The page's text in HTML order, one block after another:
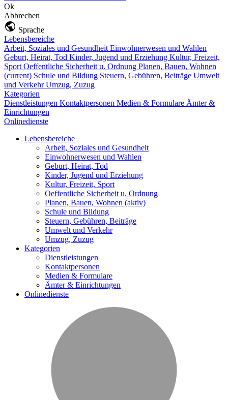
Ok
Abbrechen
Sprache
Lebensbereiche
Arbeit, Soziales und Gesundheit Einwohnerwesen und Wahlen
Geburt, Heirat, Tod Kinder, Jugend und Erziehung Kultur, Freizeit,
Sport Oeffentliche Sicherheit u. Ordnung Planen, Bauen, Wohnen
(current) Schule und Bildung Steuern, Gebühren, Beiträge Umwelt
und VerkehrUmzug, Zuzug
Kategorien
Dienstleistungen Kontaktpersonen Medien & Formulare Ämter &
Einrichtungen
Onlinedienste
Lebensbereiche
Arbeit, Soziales und Gesundheit
Einwohnerwesen und Wahlen
Geburt, Heirat, Tod
Kinder, Jugend und Erziehung
Kultur, Freizeit, Sport
Oeffentliche Sicherheit u. Ordnung
Planen, Bauen, Wohnen (aktiv)
Schule und Bildung
Steuern, Gebühren, Beiträge
Umwelt und Verkehr
Umzug, Zuzug
Kategorien
Dienstleistungen
Kontaktpersonen
Medien & Formulare
Ämter & Einrichtungen
Onlinedienste